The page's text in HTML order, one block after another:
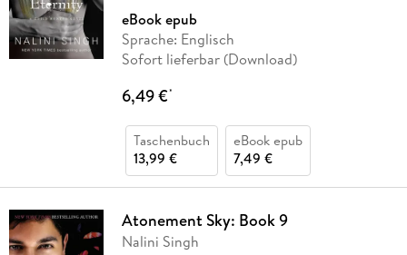
eBook epub
Sprache: Englisch
Sofort lieferbar (Download)
6,49 €*
Taschenbuch
13,99 €
eBook epub
7,49 €
Atonement Sky: Book 9
Nalini Singh